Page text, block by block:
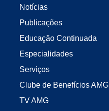
Notícias
Publicações
Educação Continuada
Especialidades
Serviços
Clube de Benefícios AMG
TV AMG